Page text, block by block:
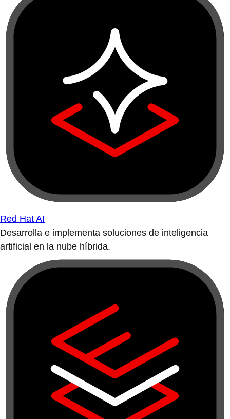
Red Hat AI
Desarrolla e implementa soluciones de inteligencia
artificial en la nube híbrida.